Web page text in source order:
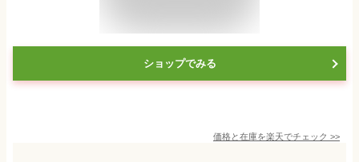
ショップでみる
価格と在庫を楽天でチェック >>